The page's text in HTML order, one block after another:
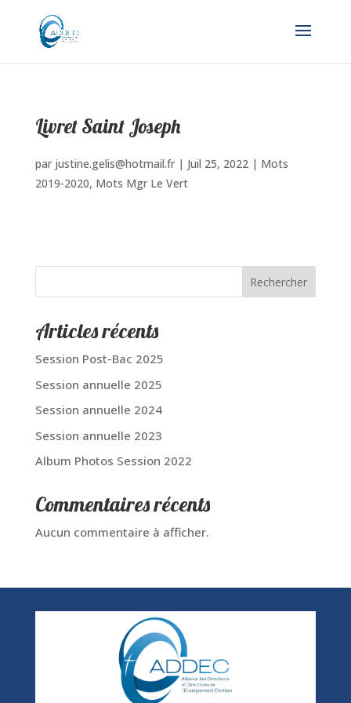
Livret Saint Joseph
par justine.gelis@hotmail.fr| Juil 25, 2022| Mots
2019-2020, Mots Mgr Le Vert
Rechercher
Articles récents
Session Post-Bac 2025
Session annuelle 2025
Session annuelle 2024
Session annuelle 2023
Album Photos Session 2022
Commentaires récents
Aucun commentaire à afficher.